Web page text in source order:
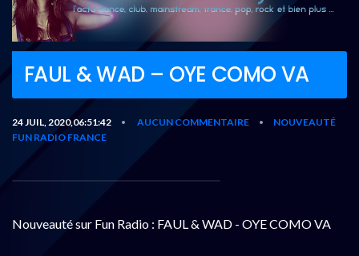
FAUL & WAD – OYE COMO VA
24 JUIL, 2020,06:51:42 • AUCUN COMMENTAIRE •
NOUVEAUTÉ
FUN RADIO FRANCE
Nouveauté sur Fun Radio : FAUL & WAD - OYE COMO VA